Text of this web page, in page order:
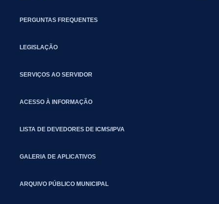
PERGUNTAS FREQUENTES
LEGISLAÇÃO
SERVIÇOS AO SERVIDOR
ACESSO À INFORMAÇÃO
LISTA DE DEVEDORES DE ICMS/IPVA
GALERIA DE APLICATIVOS
ARQUIVO PÚBLICO MUNICIPAL